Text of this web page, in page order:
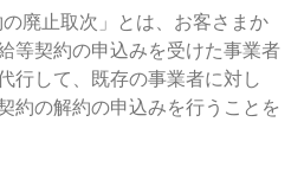
廃止取次」とは、お客さまか
等契約の申込みを受けた事業者
行して、既存の事業者に対し
約の解約の申込みを行うことを